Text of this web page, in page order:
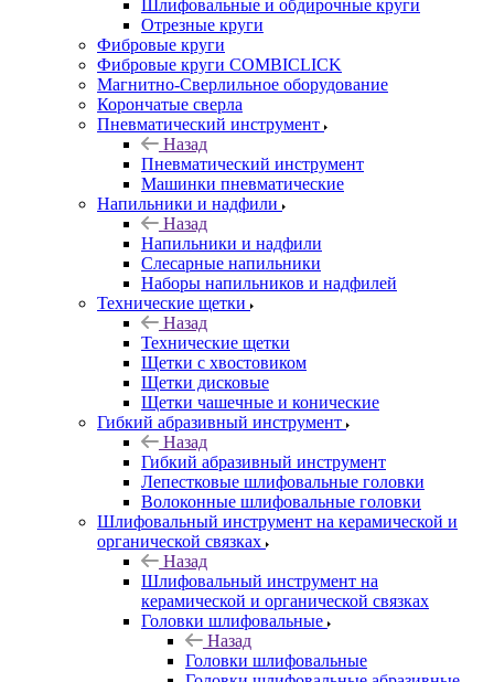
Шлифовальные и обдирочные круги
Отрезные круги
Фибровые круги
Фибровые круги COMBICLICK
Магнитно-Сверлильное оборудование
Корончатые сверла
Пневматический инструмент
Назад
Пневматический инструмент
Машинки пневматические
Напильники и надфили
Назад
Напильники и надфили
Слесарные напильники
Наборы напильников и надфилей
Технические щетки
Назад
Технические щетки
Щетки с хвостовиком
Щетки дисковые
Щетки чашечные и конические
Гибкий абразивный инструмент
Назад
Гибкий абразивный инструмент
Лепестковые шлифовальные головки
Волоконные шлифовальные головки
Шлифовальный инструмент на керамической и
органической связках
Назад
Шлифовальный инструмент на
керамической и органической связках
Головки шлифовальные
Назад
Головки шлифовальные